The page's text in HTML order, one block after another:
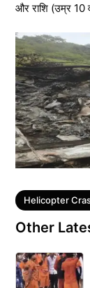
और राशि (उम्र 10
Tags
Helicopter
Other